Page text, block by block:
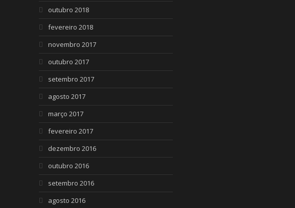
outubro 2018
fevereiro 2018
novembro 2017
outubro 2017
setembro 2017
agosto 2017
março 2017
fevereiro 2017
dezembro 2016
outubro 2016
setembro 2016
agosto 2016